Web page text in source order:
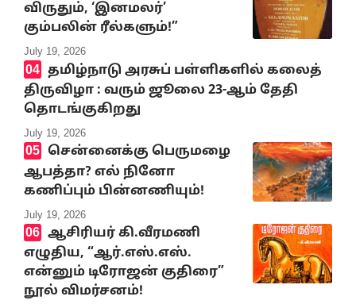
விருதும், ‘இனமலர்’
கும்பலின் ரீல்களும்!”
July 19, 2026
தமிழ்நாடு அரசுப் பள்ளிகளில் கலைத்
திருவிழா : வரும் ஜூலை 23-ஆம் தேதி
தொடங்குகிறது
July 19, 2026
சென்னைக்கு பெருமழை
ஆபத்தா? எல் நினோ
கணிப்பும் பின்னணியும்!
July 19, 2026
ஆசிரியர் கி.வீரமணி
எழுதிய, “ஆர்.எஸ்.எஸ்.
என்னும் டிரோஜன் குதிரை”
நூல் விமர்சனம்!